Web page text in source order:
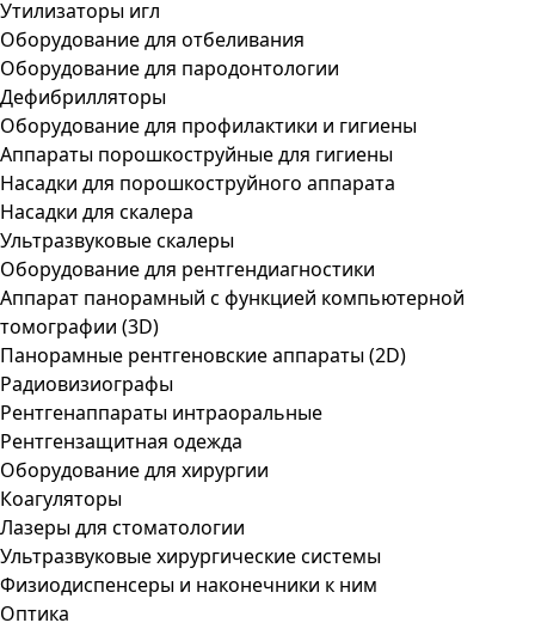
Утилизаторы игл
Оборудование для отбеливания
Оборудование для пародонтологии
Дефибрилляторы
Оборудование для профилактики и гигиены
Аппараты порошкоструйные для гигиены
Насадки для порошкоструйного аппарата
Насадки для скалера
Ультразвуковые скалеры
Оборудование для рентгендиагностики
Аппарат панорамный с функцией компьютерной
томографии (3D)
Панорамные рентгеновские аппараты (2D)
Радиовизиографы
Рентгенаппараты интраоральные
Рентгензащитная одежда
Оборудование для хирургии
Коагуляторы
Лазеры для стоматологии
Ультразвуковые хирургические системы
Физиодиспенсеры и наконечники к ним
Оптика